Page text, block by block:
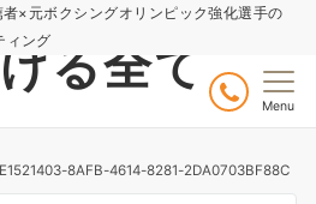
×元ボクシングオリンピック強化選手の
ィングる全て
Menu
E1521403-8AFB-4614-8281-2DA0703BF88C